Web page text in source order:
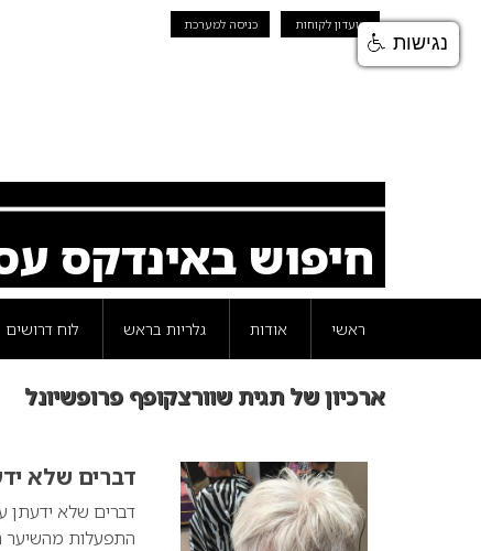
מועדון לקוחות כניסה למערכת
חיפוש באינדקס
ראשי אודות גלריות בראש לוח דרושים
ארכיון של תגית שוורצקופף פרופשיונל
דברים שלא
דברים שלא ידעתן
התפעלות מהשיער
נגישות